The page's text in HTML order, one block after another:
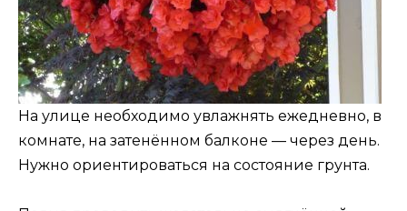
На улице необходимо увлажнять ежедневно, в
комнате, на затенённом балконе — через день.
Нужно ориентироваться на состояние грунта.